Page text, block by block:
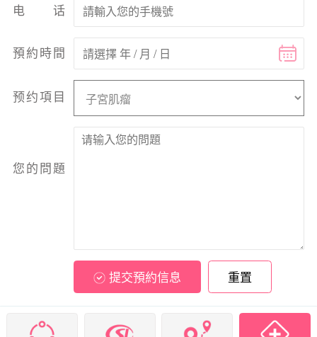
电话
預約時間
预约項目
您的問題
提交預約信息 重置